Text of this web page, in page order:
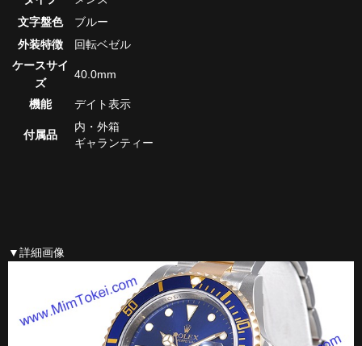
文字盤色
ブルー
外装特徴
回転ベゼル
ケースサイ
ズ
40.0mm
機能 デイト表示
付属品
内・外箱
ギャランティー
▼詳細画像